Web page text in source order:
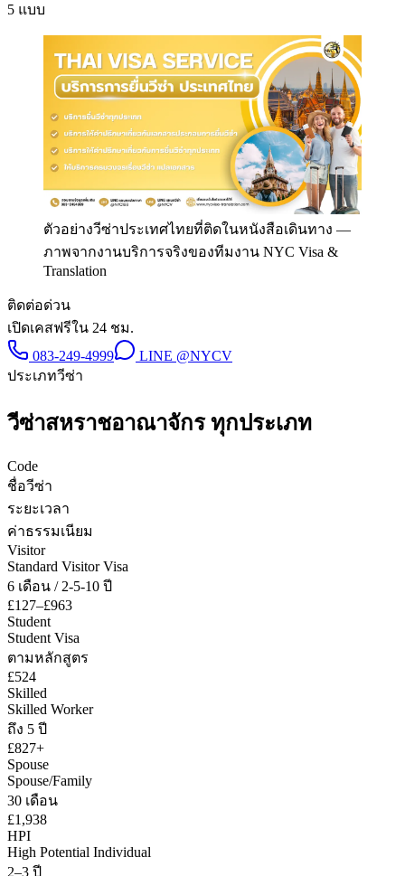
5 แบบ
ตัวอย่างวีซ่าประเทศไทยที่ติดในหนังสือเดินทาง —
ภาพจากงานบริการจริงของทีมงาน NYC Visa &
Translation
ติดต่อด่วน
เปิดเคสฟรีใน 24 ชม.
083-249-4999
LINE @NYCV
ประเภทวีซ่า
วีซ่าสหราชอาณาจักร ทุกประเภท
Code
ชื่อวีซ่า
ระยะเวลา
ค่าธรรมเนียม
Visitor
Standard Visitor Visa
6 เดือน / 2-5-10 ปี
£127–£963
Student
Student Visa
ตามหลักสูตร
£524
Skilled
Skilled Worker
ถึง 5 ปี
£827+
Spouse
Spouse/Family
30 เดือน
£1,938
HPI
High Potential Individual
2–3 ปี